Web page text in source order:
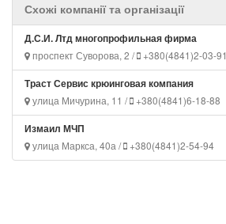
Схожі компанії та організації
Д.С.И. Лтд многопрофильная фирма
проспект Суворова, 2 / +380(4841)2-03-91
Траст Сервис крюинговая компания
улица Мичурина, 11 / +380(4841)6-18-88
Измаил МЧП
улица Маркса, 40а / +380(4841)2-54-94